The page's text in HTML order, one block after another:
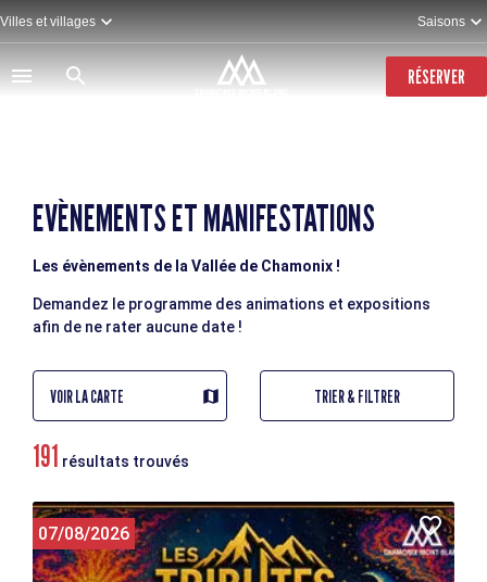
Aller
au
contenu
principal
Villes et villages Saisons
RÉSERVER
EVÈNEMENTS ET MANIFESTATIONS
Les évènements de la Vallée de Chamonix !
Demandez le programme des animations et expositions
afin de ne rater aucune date !
VOIR LA CARTE TRIER & FILTRER
191 résultats trouvés
07/08/2026